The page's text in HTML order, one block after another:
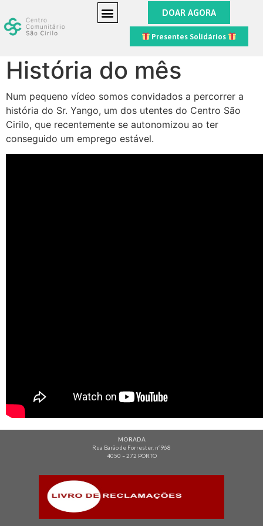
DOAR AGORA
Presentes Solidários
História do mês
Num pequeno vídeo somos convidados a percorrer a
história do Sr. Yango, um dos utentes do Centro São
Cirilo, que recentemente se autonomizou ao ter
conseguido um emprego estável.
MORADA
Rua Barão de Forrester, nº968
4050 – 272 PORTO